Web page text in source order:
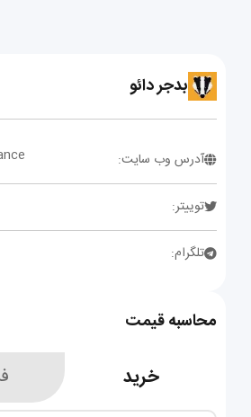
بدجر دائو
آدرس وب سایت:
توییتر:
تلگرام:
محاسبه قیمت
خرید